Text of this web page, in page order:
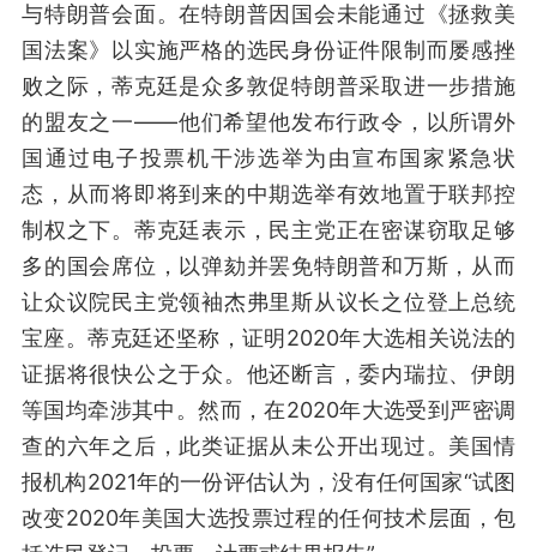
与特朗普会面。在特朗普因国会未能通过《拯救美
国法案》以实施严格的选民身份证件限制而屡感挫
败之际，蒂克廷是众多敦促特朗普采取进一步措施
的盟友之一——他们希望他发布行政令，以所谓外
国通过电子投票机干涉选举为由宣布国家紧急状
态，从而将即将到来的中期选举有效地置于联邦控
制权之下。蒂克廷表示，民主党正在密谋窃取足够
多的国会席位，以弹劾并罢免特朗普和万斯，从而
让众议院民主党领袖杰弗里斯从议长之位登上总统
宝座。蒂克廷还坚称，证明2020年大选相关说法的
证据将很快公之于众。他还断言，委内瑞拉、伊朗
等国均牵涉其中。然而，在2020年大选受到严密调
查的六年之后，此类证据从未公开出现过。美国情
报机构2021年的一份评估认为，没有任何国家“试图
改变2020年美国大选投票过程的任何技术层面，包